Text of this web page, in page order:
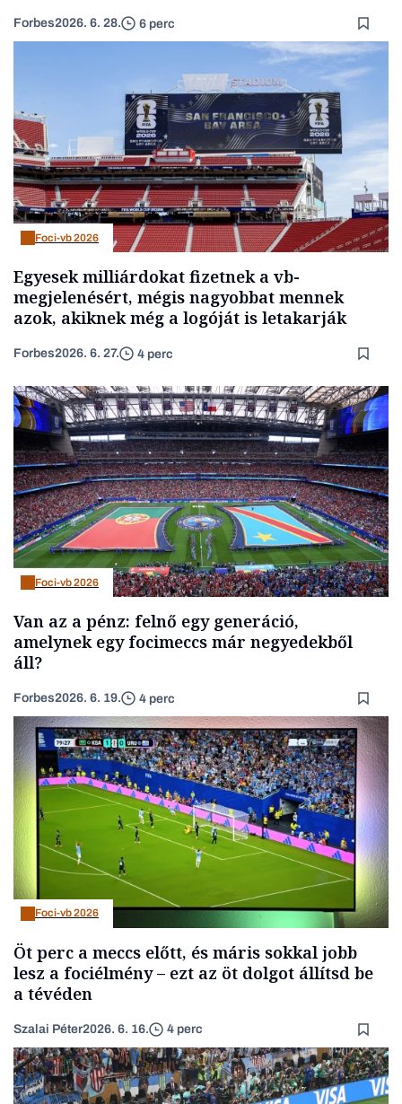
Forbes2026. 6. 28. 6 perc
Foci-vb 2026
Egyesek milliárdokat fizetnek a vb-
megjelenésért, mégis nagyobbat mennek
azok, akiknek még a logóját is letakarják
Forbes2026. 6. 27. 4 perc
Foci-vb 2026
Van az a pénz: felnő egy generáció,
amelynek egy focimeccs már negyedekből
áll?
Forbes2026. 6. 19. 4 perc
Foci-vb 2026
Öt perc a meccs előtt, és máris sokkal jobb
lesz a fociélmény – ezt az öt dolgot állítsd be
a tévéden
Szalai Péter2026. 6. 16. 4 perc